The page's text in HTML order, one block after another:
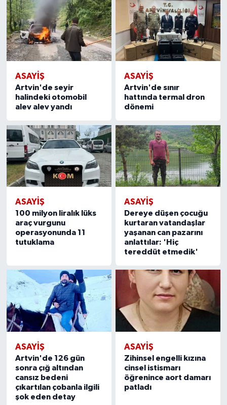
ASAYIŞ
Artvin'de seyir
halindeki otomobil
alev alev yandı
ASAYIŞ
Artvin'de sınır
hattında termal dron
dönemi
ASAYIŞ
100 milyon liralık lüks
araç vurgunu
operasyonunda 11
tutuklama
ASAYIŞ
Dereye düşen çocuğu
kurtaran vatandaşlar
yaşanan can pazarını
anlattılar: 'Hiç
tereddüt etmedik'
ASAYIŞ
Artvin'de 126 gün
sonra çığ altından
cansız bedeni
çıkartılan çobanla ilgili
şok eden detay
ASAYIŞ
Zihinsel engelli kızına
cinsel istismarı
öğrenince aort damarı
patladı